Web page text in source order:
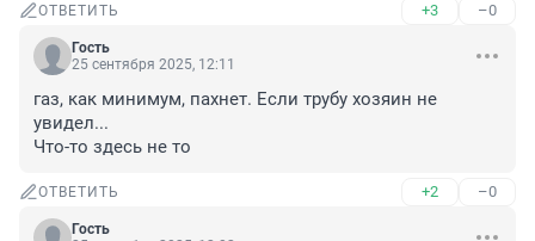
ОТВЕТИТЬ +3 –0
Гость
25 сентября 2025, 12:11
газ, как минимум, пахнет. Если трубу хозяин не
увидел...
Что-то здесь не то
ОТВЕТИТЬ +2 –0
Гость